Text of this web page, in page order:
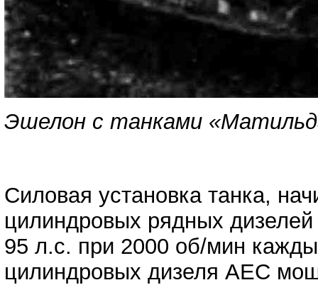
Эшелон с танками
Силовая установка танка,
цилиндровых рядных
95 л.с. при 2000 об/мин
цилиндровых дизеля АЕС